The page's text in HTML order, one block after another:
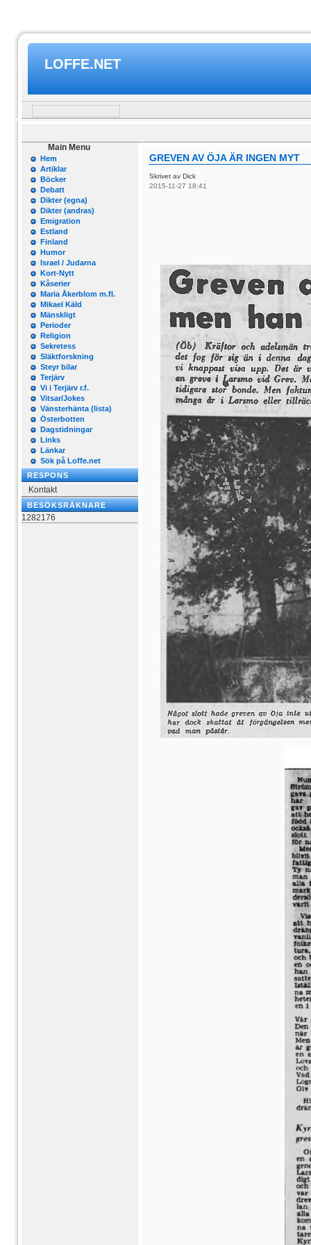
LOFFE.NET
Main Menu
Hem
Artiklar
Böcker
Debatt
Dikter (egna)
Dikter (andras)
Emigration
Estland
Finland
Humor
Israel / Judarna
Kort-Nytt
Kåserier
Maria Åkerblom m.fl.
Mikael Käld
Mänskligt
Perioder
Religion
Sekretess
Släktforskning
Steyr bilar
Terjärv
Vi i Terjärv r.f.
Vitsar/Jokes
Vänsterhänta (lista)
Österbotten
Dagstidningar
Links
Länkar
Sök på Loffe.net
RESPONS
Kontakt
BESÖKSRÄKNARE
1282176
GREVEN AV ÖJA ÄR INGEN MYT
Skrivet av Dick
2015-11-27 18:41